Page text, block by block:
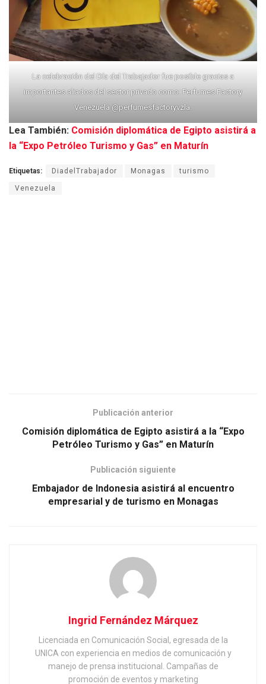
La celebración del Día del Trabajador fue posible gracias a
importantes aliados del sector privado como: Perfumes Factory
Venezuela @perfumesfactoryvzla
Lea También: Comisión diplomática de Egipto asistirá a
la “Expo Petróleo Turismo y Gas” en Maturín
Etiquetas: DiadelTrabajador Monagas turismo
Venezuela
Publicación anterior
Comisión diplomática de Egipto asistirá a la “Expo
Petróleo Turismo y Gas” en Maturín
Publicación siguiente
Embajador de Indonesia asistirá al encuentro
empresarial y de turismo en Monagas
Ingrid Fernández Márquez
Licenciada en Comunicación Social, egresada de la
UNICA con experiencia en medios de comunicación y
manejo de prensa institucional. Campañas de
promoción de eventos y marketing